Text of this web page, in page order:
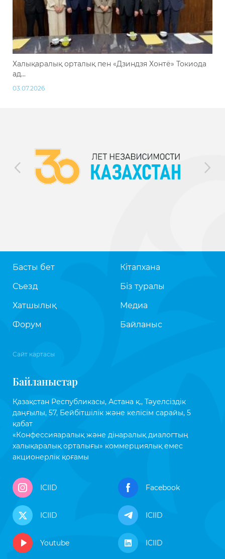
Халықаралық орталық пен «Дзиндзя Хонтё» Токиода
ад...
03.07.2026
Басты бет
Съезд
Хатшылық
Форум
Кітапхана
Біз туралы
Медиа
Байланыс
Сайт картасы
Байланыстар
Қазақстан Республикасы, Астана қ., Тәуелсіздік
даңғылы, 57, Бейбітшілік және келісім сарайы, 5
қабат
«Конфессияаралық және дінаралық диалогтың
халықаралық орталығы» коммерциялық емес
акционерлік қоғамы
ICIID Facebook
ICIID ICIID
Youtube ICIID